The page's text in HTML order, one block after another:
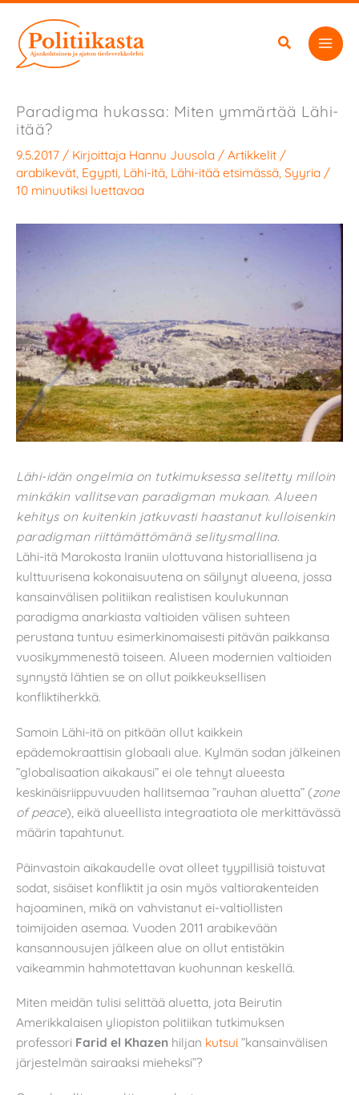
sisältöön
Paradigma hukassa: Miten ymmärtää Lähi-
itää?
9.5.2017 / Kirjoittaja Hannu Juusola / Artikkelit /
arabikevät Egypti Lähi-itä Lähi-itää etsimässä Syyria /
10 minuutiksi luettavaa
Lähi-idän ongelmia on tutkimuksessa selitetty milloin
minkäkin vallitsevan paradigman mukaan. Alueen
kehitys on kuitenkin jatkuvasti haastanut kulloisenkin
paradigman riittämättömänä selitysmallina.
Lähi-itä Marokosta Iraniin ulottuvana historiallisena ja
kulttuurisena kokonaisuutena on säilynyt alueena, jossa
kansainvälisen politiikan realistisen koulukunnan
paradigma anarkiasta valtioiden välisen suhteen
perustana tuntuu esimerkinomaisesti pitävän paikkansa
vuosikymmenestä toiseen. Alueen modernien valtioiden
synnystä lähtien se on ollut poikkeuksellisen
konfliktiherkkä.
Samoin Lähi-itä on pitkään ollut kaikkein
epädemokraattisin globaali alue. Kylmän sodan jälkeinen
”globalisaation aikakausi” ei ole tehnyt alueesta
keskinäisriippuvuuden hallitsemaa ”rauhan aluetta” (zone
of peace), eikä alueellista integraatiota ole merkittävässä
määrin tapahtunut.
Päinvastoin aikakaudelle ovat olleet tyypillisiä toistuvat
sodat, sisäiset konfliktit ja osin myös valtiorakenteiden
hajoaminen, mikä on vahvistanut ei-valtiollisten
toimijoiden asemaa. Vuoden 2011 arabikevään
kansannousujen jälkeen alue on ollut entistäkin
vaikeammin hahmotettavan kuohunnan keskellä.
Miten meidän tulisi selittää aluetta, jota Beirutin
Amerikkalaisen yliopiston politiikan tutkimuksen
professori Farid el Khazen hiljan kutsui ”kansainvälisen
järjestelmän sairaaksi mieheksi”?